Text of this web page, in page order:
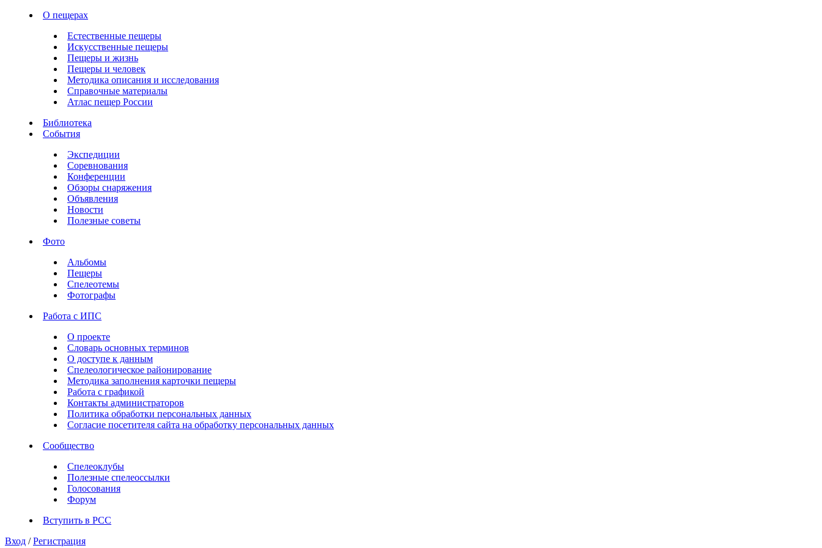
О пещерах
Естественные пещеры
Искусственные пещеры
Пещеры и жизнь
Пещеры и человек
Методика описания и исследования
Справочные материалы
Атлас пещер России
Библиотека
События
Экспедиции
Соревнования
Конференции
Обзоры снаряжения
Объявления
Новости
Полезные советы
Фото
Альбомы
Пещеры
Спелеотемы
Фотографы
Работа с ИПС
О проекте
Словарь основных терминов
О доступе к данным
Спелеологическое районирование
Методика заполнения карточки пещеры
Работа с графикой
Контакты администраторов
Политика обработки персональных данных
Согласие посетителя сайта на обработку персональных данных
Сообщество
Спелеоклубы
Полезные спелеоссылки
Голосования
Форум
Вступить в РСС
Вход / Регистрация